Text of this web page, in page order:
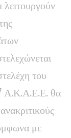
λειτουργούν
του
Α.Κ.Α.Ε.Ε. θα
με